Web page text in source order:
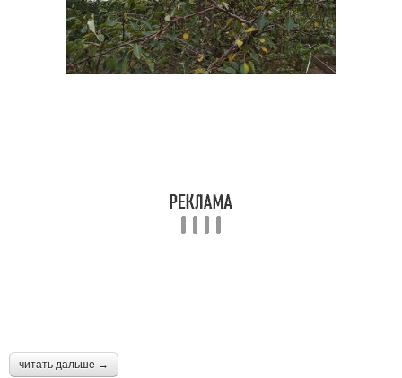
читать дальше →